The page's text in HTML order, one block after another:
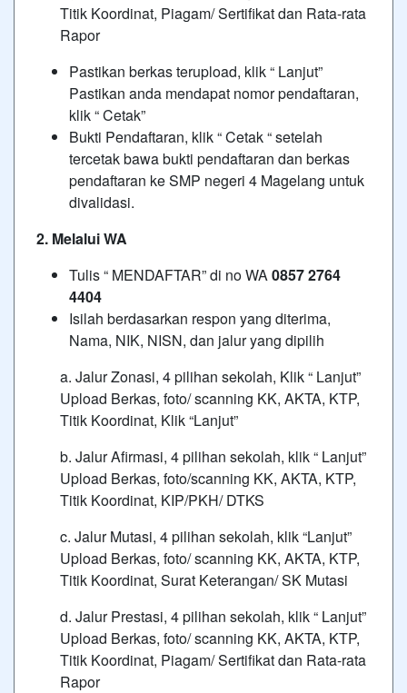
Titik Koordinat, Piagam/ Sertifikat dan Rata-rata
Rapor
Pastikan berkas terupload, klik “ Lanjut”
Pastikan anda mendapat nomor pendaftaran,
klik “ Cetak”
Bukti Pendaftaran, klik “ Cetak “ setelah
tercetak bawa bukti pendaftaran dan berkas
pendaftaran ke SMP negeri 4 Magelang untuk
divalidasi.
2. Melalui WA
Tulis “ MENDAFTAR” di no WA0857 2764
4404
Isilah berdasarkan respon yang diterima,
Nama, NIK, NISN, dan jalur yang dipilih
a. Jalur Zonasi, 4 pilihan sekolah, Klik “ Lanjut”
Upload Berkas, foto/ scanning KK, AKTA, KTP,
Titik Koordinat, Klik “Lanjut”
b. Jalur Afirmasi, 4 pilihan sekolah, klik “ Lanjut”
Upload Berkas, foto/scanning KK, AKTA, KTP,
Titik Koordinat, KIP/PKH/ DTKS
c. Jalur Mutasi, 4 pilihan sekolah, klik “Lanjut”
Upload Berkas, foto/ scanning KK, AKTA, KTP,
Titik Koordinat, Surat Keterangan/ SK Mutasi
d. Jalur Prestasi, 4 pilihan sekolah, klik “ Lanjut”
Upload Berkas, foto/ scanning KK, AKTA, KTP,
Titik Koordinat, Piagam/ Sertifikat dan Rata-rata
Rapor